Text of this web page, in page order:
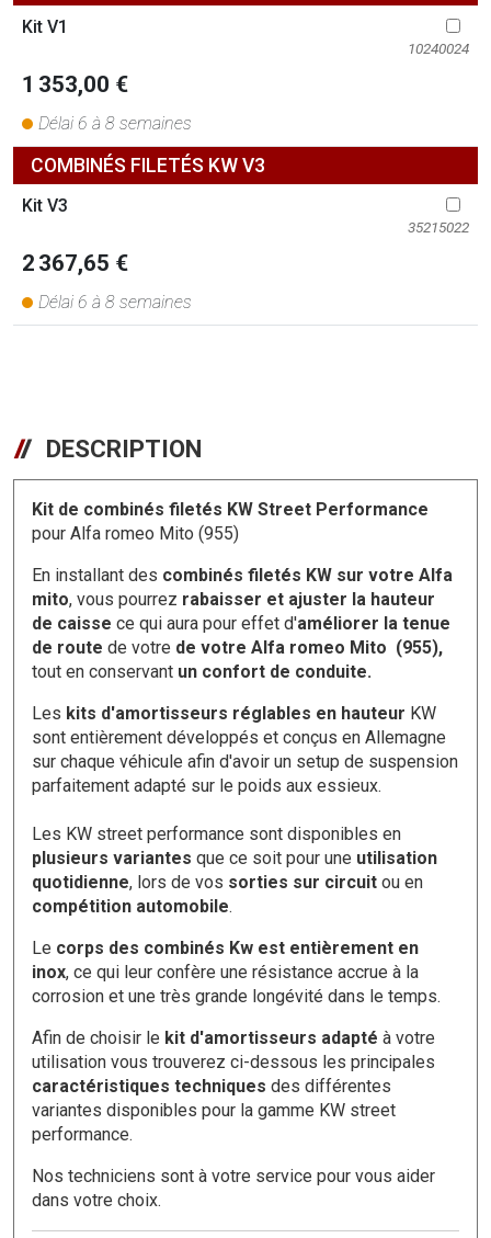
Kit V1
10240024
1 353,00 €
Délai 6 à 8 semaines
COMBINÉS FILETÉS KW V3
Kit V3
35215022
2 367,65 €
Délai 6 à 8 semaines
DESCRIPTION
Kit de combinés filetés KW Street Performance
pour Alfa romeo Mito (955)
En installant des combinés filetés KW sur votre Alfa
mito, vous pourrez rabaisser et ajuster la hauteur
de caisse ce qui aura pour effet d'améliorer la tenue
de route de votre de votre Alfa romeo Mito (955),
tout en conservant un confort de conduite.
Les kits d'amortisseurs réglables en hauteur KW
sont entièrement développés et conçus en Allemagne
sur chaque véhicule afin d'avoir un setup de suspension
parfaitement adapté sur le poids aux essieux.
Les KW street performance sont disponibles en
plusieurs variantes que ce soit pour une utilisation
quotidienne, lors de vos sorties sur circuit ou en
compétition automobile.
Le corps des combinés Kw est entièrement en
inox, ce qui leur confère une résistance accrue à la
corrosion et une très grande longévité dans le temps.
Afin de choisir le kit d'amortisseurs adapté à votre
utilisation vous trouverez ci-dessous les principales
caractéristiques techniques des différentes
variantes disponibles pour la gamme KW street
performance.
Nos techniciens sont à votre service pour vous aider
dans votre choix.